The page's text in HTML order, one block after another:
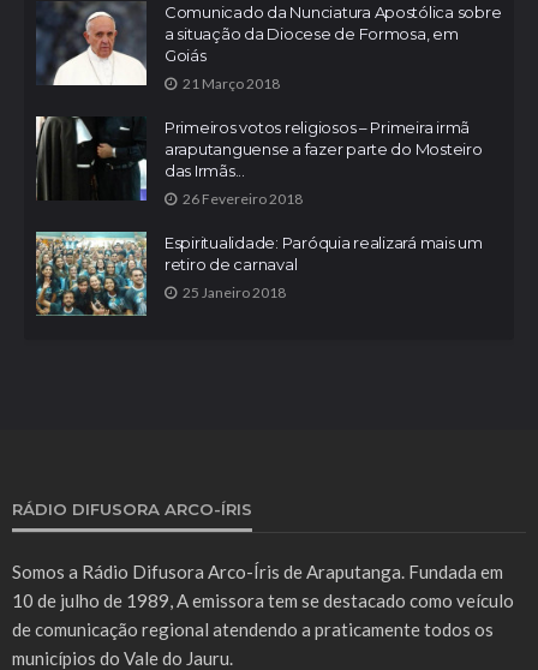
Comunicado da Nunciatura Apostólica sobre
a situação da Diocese de Formosa, em
Goiás
21 Março 2018
Primeiros votos religiosos – Primeira irmã
araputanguense a fazer parte do Mosteiro
das Irmãs...
26 Fevereiro 2018
Espiritualidade: Paróquia realizará mais um
retiro de carnaval
25 Janeiro 2018
RÁDIO DIFUSORA ARCO-ÍRIS
Somos a Rádio Difusora Arco-Íris de Araputanga. Fundada em
10 de julho de 1989, A emissora tem se destacado como veículo
de comunicação regional atendendo a praticamente todos os
municípios do Vale do Jauru.